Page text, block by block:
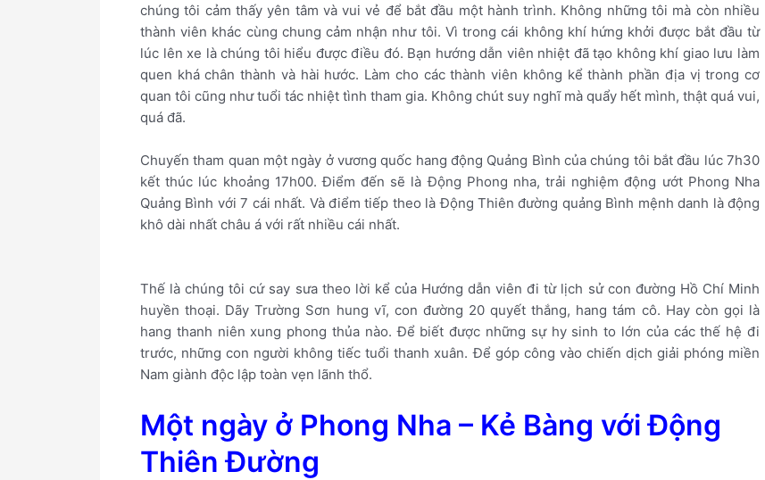
chúng tôi cảm thấy yên tâm và vui vẻ để bắt đầu một hành trình. Không những tôi mà còn nhiều
thành viên khác cùng chung cảm nhận như tôi. Vì trong cái không khí hứng khởi được bắt đầu từ
lúc lên xe là chúng tôi hiểu được điều đó. Bạn hướng dẫn viên nhiệt đã tạo không khí giao lưu làm
quen khá chân thành và hài hước. Làm cho các thành viên không kể thành phần địa vị trong cơ
quan tôi cũng như tuổi tác nhiệt tình tham gia. Không chút suy nghĩ mà quẩy hết mình, thật quá vui,
quá đã.
Chuyến tham quan một ngày ở vương quốc hang động Quảng Bình của chúng tôi bắt đầu lúc 7h30
kết thúc lúc khoảng 17h00. Điểm đến sẽ là Động Phong nha, trải nghiệm động ướt Phong Nha
Quảng Bình với 7 cái nhất. Và điểm tiếp theo là Động Thiên đường quảng Bình mệnh danh là động
khô dài nhất châu á với rất nhiều cái nhất.
Thế là chúng tôi cứ say sưa theo lời kể của Hướng dẫn viên đi từ lịch sử con đường Hồ Chí Minh
huyền thoại. Dãy Trường Sơn hung vĩ, con đường 20 quyết thắng, hang tám cô. Hay còn gọi là
hang thanh niên xung phong thủa nào. Để biết được những sự hy sinh to lớn của các thế hệ đi
trước, những con người không tiếc tuổi thanh xuân. Để góp công vào chiến dịch giải phóng miền
Nam giành độc lập toàn vẹn lãnh thổ.
Một ngày ở Phong Nha – Kẻ Bàng với Động
Thiên Đường